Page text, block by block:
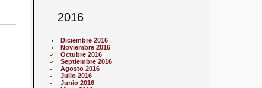
2016
Diciembre 2016
Noviembre 2016
Octubre 2016
Septiembre 2016
Agosto 2016
Julio 2016
Junio 2016